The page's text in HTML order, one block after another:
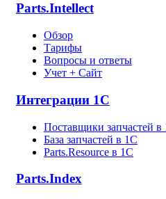
Parts.Intellect
Обзор
Тарифы
Вопросы и ответы
Учет + Сайт
Интеграции 1С
Поставщики запчастей в
База запчастей в 1С
Parts.Resource в 1C
Parts.Index